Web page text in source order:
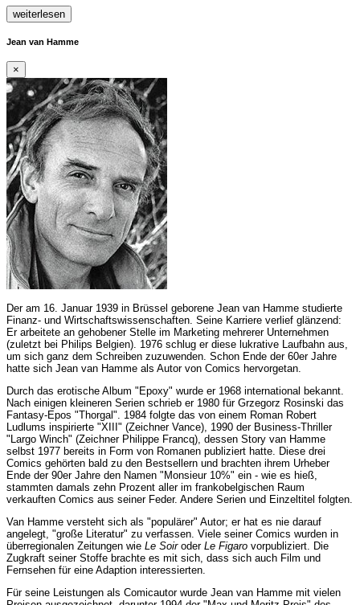
weiterlesen
Jean van Hamme
×
Der am 16. Januar 1939 in Brüssel geborene Jean van Hamme studierte
Finanz- und Wirtschaftswissenschaften. Seine Karriere verlief glänzend:
Er arbeitete an gehobener Stelle im Marketing mehrerer Unternehmen
(zuletzt bei Philips Belgien). 1976 schlug er diese lukrative Laufbahn aus,
um sich ganz dem Schreiben zuzuwenden. Schon Ende der 60er Jahre
hatte sich Jean van Hamme als Autor von Comics hervorgetan.
Durch das erotische Album "Epoxy" wurde er 1968 international bekannt.
Nach einigen kleineren Serien schrieb er 1980 für Grzegorz Rosinski das
Fantasy-Epos "Thorgal". 1984 folgte das von einem Roman Robert
Ludlums inspirierte "XIII" (Zeichner Vance), 1990 der Business-Thriller
"Largo Winch" (Zeichner Philippe Francq), dessen Story van Hamme
selbst 1977 bereits in Form von Romanen publiziert hatte. Diese drei
Comics gehörten bald zu den Bestsellern und brachten ihrem Urheber
Ende der 90er Jahre den Namen "Monsieur 10%" ein - wie es hieß,
stammten damals zehn Prozent aller im frankobelgischen Raum
verkauften Comics aus seiner Feder. Andere Serien und Einzeltitel folgten.
Van Hamme versteht sich als "populärer" Autor; er hat es nie darauf
angelegt, "große Literatur" zu verfassen. Viele seiner Comics wurden in
überregionalen Zeitungen wie Le Soiroder Le Figaro vorpubliziert. Die
Zugkraft seiner Stoffe brachte es mit sich, dass sich auch Film und
Fernsehen für eine Adaption interessierten.
Für seine Leistungen als Comicautor wurde Jean van Hamme mit vielen